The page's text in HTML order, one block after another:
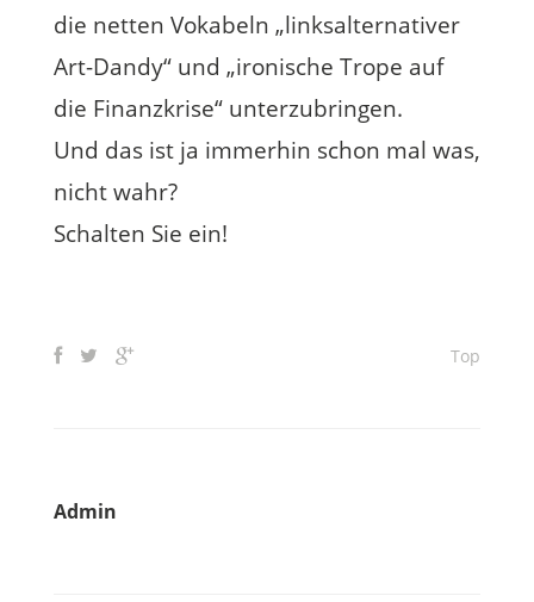
die netten Vokabeln „linksalternativer
Art-Dandy“ und „ironische Trope auf
die Finanzkrise“ unterzubringen.
Und das ist ja immerhin schon mal was,
nicht wahr?
Schalten Sie ein!
Top
Admin